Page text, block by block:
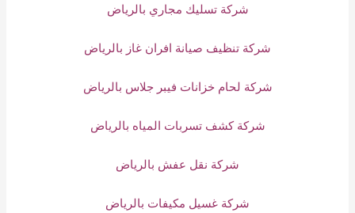
شركة تسليك مجاري بالرياض
شركة تنظيف صيانة افران غاز بالرياض
شركة لحام خزانات فيبر جلاس بالرياض
شركة كشف تسربات المياه بالرياض
شركة نقل عفش بالرياض
شركة غسيل مكيفات بالرياض